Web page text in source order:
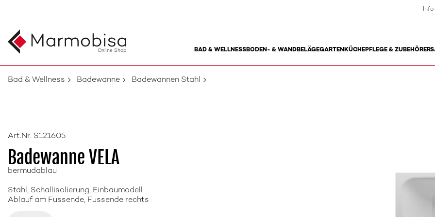
Online Shop BAD & WELLNESSBODEN- & WANDBELÄGEGARTENKÜCHEPFLEGE & ZUBEHÖR
Info
Bad & Wellness Badewanne Badewannen Stahl
Art.Nr. S121605
Badewanne VELA
bermudablau
Stahl, Schallisolierung, Einbaumodell
Ablauf am Fussende, Fussende rechts